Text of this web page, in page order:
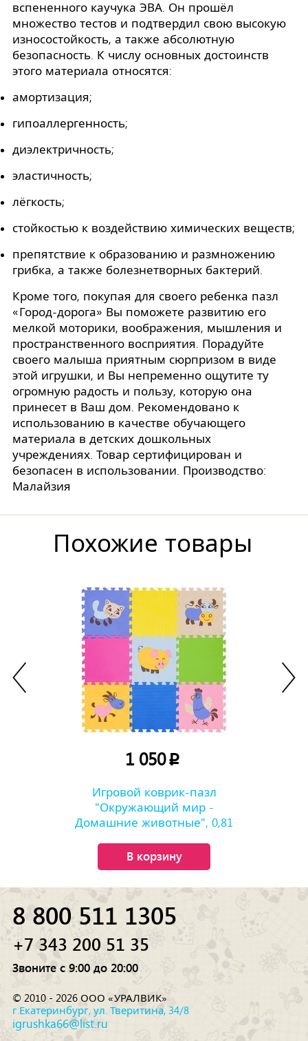
вспененного каучука ЭВА. Он прошёл
множество тестов и подтвердил свою высокую
износостойкость, а также абсолютную
безопасность. К числу основных достоинств
этого материала относятся:
амортизация;
гипоаллергенность;
диэлектричность;
эластичность;
лёгкость;
стойкостью к воздействию химических веществ;
препятствие к образованию и размножению
грибка, а также болезнетворных бактерий.
Кроме того, покупая для своего ребенка пазл
«Город-дорога» Вы поможете развитию его
мелкой моторики, воображения, мышления и
пространственного восприятия. Порадуйте
своего малыша приятным сюрпризом в виде
этой игрушки, и Вы непременно ощутите ту
огромную радость и пользу, которую она
принесет в Ваш дом. Рекомендовано к
использованию в качестве обучающего
материала в детских дошкольных
учреждениях. Товар сертифицирован и
безопасен в использовании. Производство:
Малайзия
Похожие товары
1 050p
Игровой коврик-пазл
"Окружающий мир -
Домашние животные", 0,81
В корзину
8 800 511 1305
+7 343 200 51 35
Звоните с 9:00 до 20:00
© 2010 - 2026 ООО «УРАЛВИК»
г.Екатеринбург, ул. Тверитина, 34/8
igrushka66@list.ru